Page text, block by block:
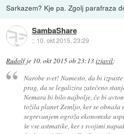
Sarkazem? Kje pa. Zgolj parafraza
SambaShare
:: 10. okt 2015, 23:29
Rudolfje 10. okt 2015 ob 23:13izjavil:
Narobe svet! Namesto, da bi
prag, da se legalizira zatečeno
Nemara bi bilo najbolje, če bi
tožila planet Zemljo, ker se
segrevanjem ogroža ekonomske
še vse astmatike, ker s svojimi